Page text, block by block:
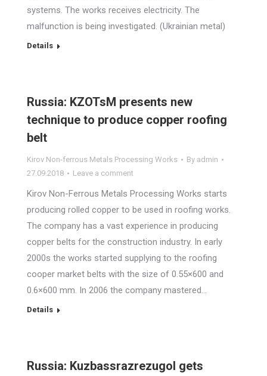
systems. The works receives electricity. The
malfunction is being investigated. (Ukrainian metal)
Details
Russia: KZOTsM presents new
technique to produce copper roofing
belt
Kirov Non-ferrous Metals Processing Works By admin
27.09.2018
Leave a comment
Kirov Non-Ferrous Metals Processing Works starts
producing rolled copper to be used in roofing works.
The company has a vast experience in producing
copper belts for the construction industry. In early
2000s the works started supplying to the roofing
cooper market belts with the size of 0.55×600 and
0.6×600 mm. In 2006 the company mastered…
Details
Russia: Kuzbassrazrezugol gets